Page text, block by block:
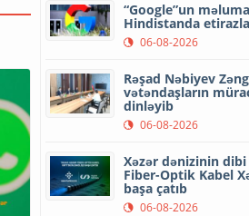
“Google”un
Hindistanda
06-08-2026
Rəşad Nəbiyev
vətəndaşların
dinləyib
06-08-2026
Xəzər dənizinin
Fiber-Optik Kabel
başa çatıb
06-08-2026